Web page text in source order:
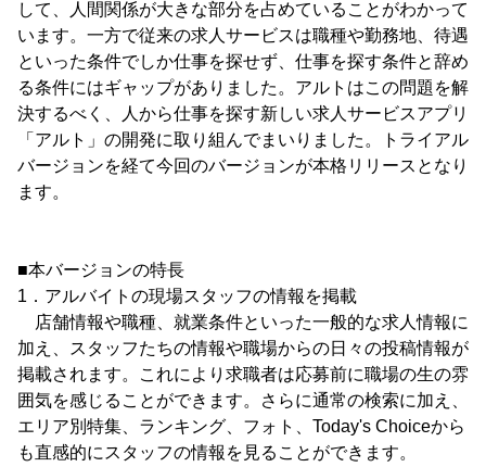
して、人間関係が大きな部分を占めていることがわかって
います。一方で従来の求人サービスは職種や勤務地、待遇
といった条件でしか仕事を探せず、仕事を探す条件と辞め
る条件にはギャップがありました。アルトはこの問題を解
決するべく、人から仕事を探す新しい求人サービスアプリ
「アルト」の開発に取り組んでまいりました。トライアル
バージョンを経て今回のバージョンが本格リリースとなり
ます。
■本バージョンの特長
1．アルバイトの現場スタッフの情報を掲載
店舗情報や職種、就業条件といった一般的な求人情報に
加え、スタッフたちの情報や職場からの日々の投稿情報が
掲載されます。これにより求職者は応募前に職場の生の雰
囲気を感じることができます。さらに通常の検索に加え、
エリア別特集、ランキング、フォト、Today's Choiceから
も直感的にスタッフの情報を見ることができます。